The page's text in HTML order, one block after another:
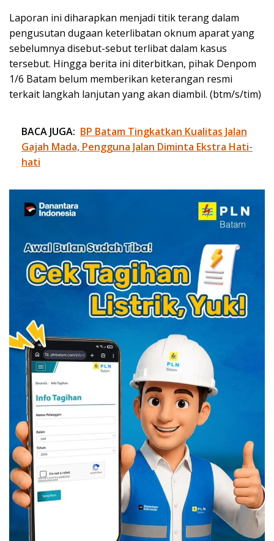
Laporan ini diharapkan menjadi titik terang dalam
pengusutan dugaan keterlibatan oknum aparat yang
sebelumnya disebut-sebut terlibat dalam kasus
tersebut. Hingga berita ini diterbitkan, pihak Denpom
1/6 Batam belum memberikan keterangan resmi
terkait langkah lanjutan yang akan diambil. (btm/s/tim)
BACA JUGA: BP Batam Tingkatkan Kualitas Jalan
Gajah Mada, Pengguna Jalan Diminta Ekstra Hati-
hati